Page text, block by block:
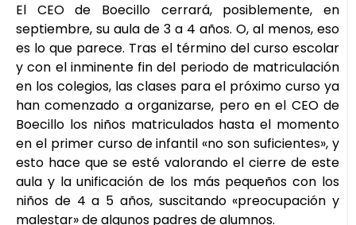
El CEO de Boecillo cerrará, posiblemente, en
septiembre, su aula de 3 a 4 años. O, al menos, eso
es lo que parece. Tras el término del curso escolar
y con el inminente fin del periodo de matriculación
en los colegios, las clases para el próximo curso ya
han comenzado a organizarse, pero en el CEO de
Boecillo los niños matriculados hasta el momento
en el primer curso de infantil «no son suficientes», y
esto hace que se esté valorando el cierre de este
aula y la unificación de los más pequeños con los
niños de 4 a 5 años, suscitando «preocupación y
malestar» de algunos padres de alumnos.